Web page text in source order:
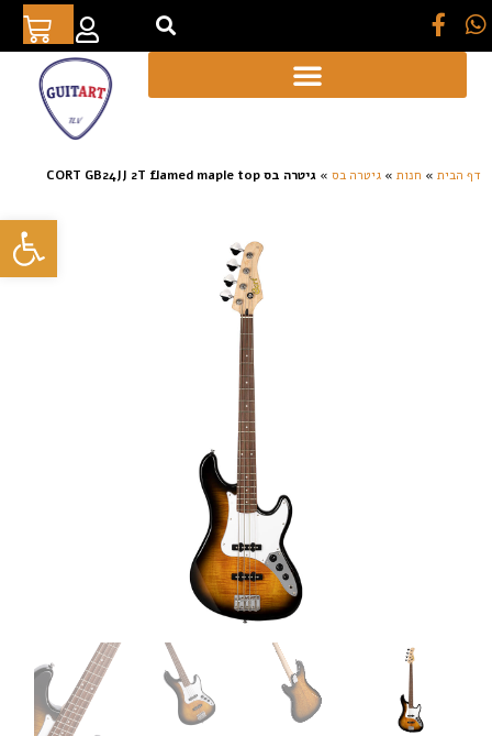
פתח
דף הבית » חנות » גיטרה בס » גיטרה בס CORT GB24JJ 2T flamed maple top